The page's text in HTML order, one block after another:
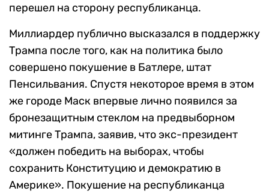
перешел на сторону республиканца.
Миллиардер публично высказался в поддержку
Трампа после того, как на политика было
совершено покушение в Батлере, штат
Пенсильвания. Спустя некоторое время в этом
же городе Маск впервые лично появился за
бронезащитным стеклом на предвыборном
митинге Трампа, заявив, что экс-президент
«должен победить на выборах, чтобы
сохранить Конституцию и демократию в
Америке». Покушение на республиканца